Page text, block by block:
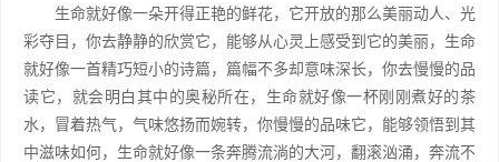
生命就好像一朵开得正艳的鲜花，它开放的那么美丽动人、光
彩夺目，你去静静的欣赏它，能够从心灵上感受到它的美丽，生命
就好像一首精巧短小的诗篇，篇幅不多却意味深长，你去慢慢的品
读它，就会明白其中的奥秘所在，生命就好像一杯刚刚煮好的茶
水，冒着热气，气味悠扬而婉转，你慢慢的品味它，能够领悟到其
中滋味如何，生命就好像一条奔腾流淌的大河，翻滚汹涌，奔流不